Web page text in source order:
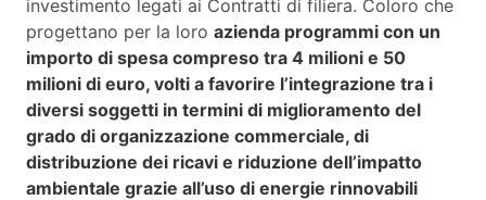
investimento legati ai Contratti di filiera. Coloro che
progettano per la loro azienda programmi con un
importo di spesa compreso tra 4 milioni e 50
milioni di euro, volti a favorire l’integrazione tra i
diversi soggetti in termini di miglioramento del
grado di organizzazione commerciale, di
distribuzione dei ricavi e riduzione dell’impatto
ambientale grazie all’uso di energie rinnovabili